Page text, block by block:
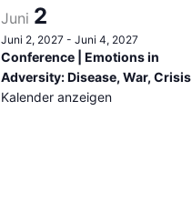
Juni 2
Juni 2, 2027 - Juni 4, 2027
Conference | Emotions in
Adversity: Disease, War, Crisis
Kalender anzeigen